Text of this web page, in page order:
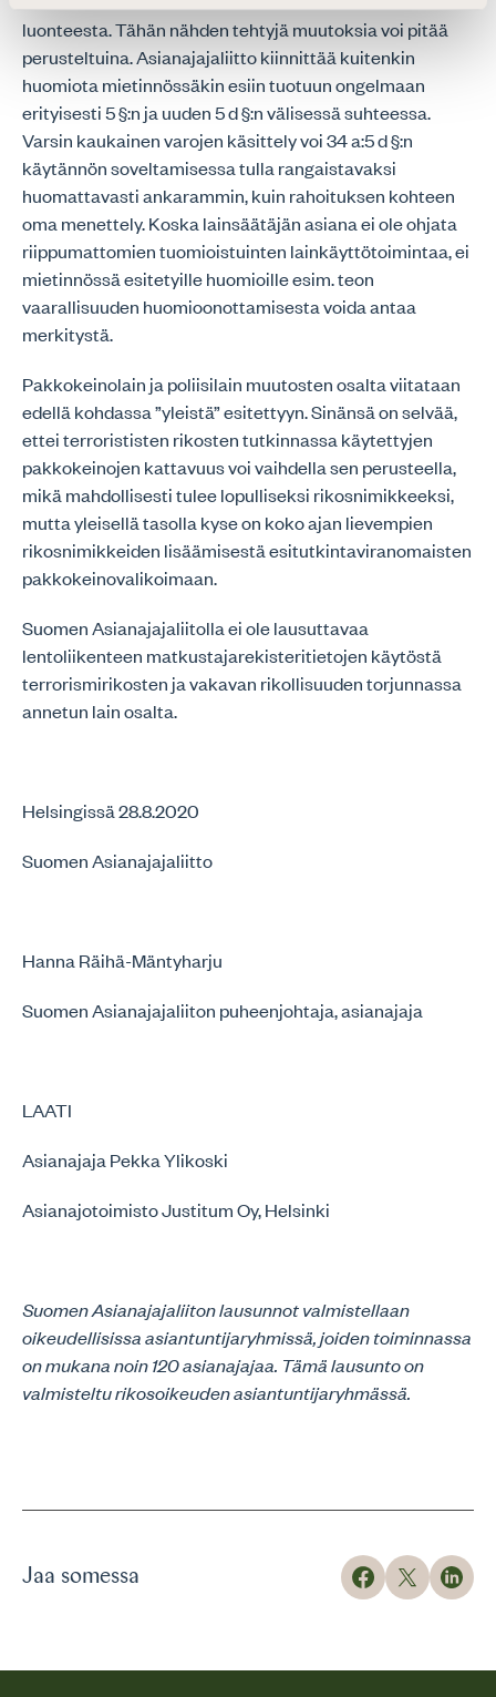
luonteesta. Tähän nähden tehtyjä muutoksia voi pitää
perusteltuina. Asianajajaliitto kiinnittää kuitenkin
huomiota mietinnössäkin esiin tuotuun ongelmaan
erityisesti 5 §:n ja uuden 5 d §:n välisessä suhteessa.
Varsin kaukainen varojen käsittely voi 34 a:5 d §:n
käytännön soveltamisessa tulla rangaistavaksi
huomattavasti ankarammin, kuin rahoituksen kohteen
oma menettely. Koska lainsäätäjän asiana ei ole ohjata
riippumattomien tuomioistuinten lainkäyttötoimintaa, ei
mietinnössä esitetyille huomioille esim. teon
vaarallisuuden huomioonottamisesta voida antaa
merkitystä.
Pakkokeinolain ja poliisilain muutosten osalta viitataan
edellä kohdassa ”yleistä” esitettyyn. Sinänsä on selvää,
ettei terrorististen rikosten tutkinnassa käytettyjen
pakkokeinojen kattavuus voi vaihdella sen perusteella,
mikä mahdollisesti tulee lopulliseksi rikosnimikkeeksi,
mutta yleisellä tasolla kyse on koko ajan lievempien
rikosnimikkeiden lisäämisestä esitutkintaviranomaisten
pakkokeinovalikoimaan.
Suomen Asianajajaliitolla ei ole lausuttavaa
lentoliikenteen matkustajarekisteritietojen käytöstä
terrorismirikosten ja vakavan rikollisuuden torjunnassa
annetun lain osalta.
Helsingissä 28.8.2020
Suomen Asianajajaliitto
Hanna Räihä-Mäntyharju
Suomen Asianajajaliiton puheenjohtaja, asianajaja
LAATI
Asianajaja Pekka Ylikoski
Asianajotoimisto Justitum Oy, Helsinki
Suomen Asianajajaliiton lausunnot valmistellaan
oikeudellisissa asiantuntijaryhmissä, joiden toiminnassa
on mukana noin 120 asianajajaa. Tämä lausunto on
valmisteltu rikosoikeuden asiantuntijaryhmässä.
Jaa somessa